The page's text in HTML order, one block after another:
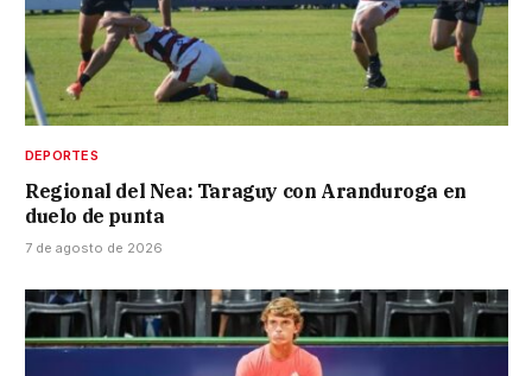
DEPORTES
Regional del Nea: Taraguy con Aranduroga en
duelo de punta
7 de agosto de 2026